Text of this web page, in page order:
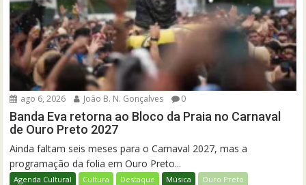
ago 6, 2026 João B. N. Gonçalves 0
Banda Eva retorna ao Bloco da Praia no Carnaval
de Ouro Preto 2027
Ainda faltam seis meses para o Carnaval 2027, mas a
programação da folia em Ouro Preto...
Agenda Cultural Cultura Destaque Música Ouro Preto